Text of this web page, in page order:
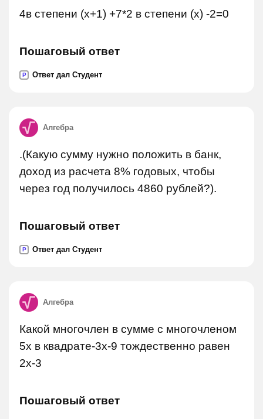
4в степени (х+1) +7*2 в степени (х) -2=0
Пошаговый ответ
P Ответ дал Студент
Алгебра
.(Какую сумму нужно положить в банк,
доход из расчета 8% годовых, чтобы
через год получилось 4860 рублей?).
Пошаговый ответ
P Ответ дал Студент
Алгебра
Какой многочлен в сумме с многочленом
5x в квадрате-3x-9 тождественно равен
2x-3
Пошаговый ответ